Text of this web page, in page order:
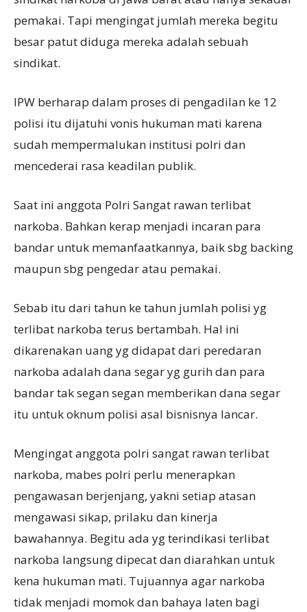
pemakai. Tapi mengingat jumlah mereka begitu
besar patut diduga mereka adalah sebuah
sindikat.
IPW berharap dalam proses di pengadilan ke 12
polisi itu dijatuhi vonis hukuman mati karena
sudah mempermalukan institusi polri dan
mencederai rasa keadilan publik.
Saat ini anggota Polri Sangat rawan terlibat
narkoba. Bahkan kerap menjadi incaran para
bandar untuk memanfaatkannya, baik sbg backing
maupun sbg pengedar atau pemakai.
Sebab itu dari tahun ke tahun jumlah polisi yg
terlibat narkoba terus bertambah. Hal ini
dikarenakan uang yg didapat dari peredaran
narkoba adalah dana segar yg gurih dan para
bandar tak segan segan memberikan dana segar
itu untuk oknum polisi asal bisnisnya lancar.
Mengingat anggota polri sangat rawan terlibat
narkoba, mabes polri perlu menerapkan
pengawasan berjenjang, yakni setiap atasan
mengawasi sikap, prilaku dan kinerja
bawahannya. Begitu ada yg terindikasi terlibat
narkoba langsung dipecat dan diarahkan untuk
kena hukuman mati. Tujuannya agar narkoba
tidak menjadi momok dan bahaya laten bagi